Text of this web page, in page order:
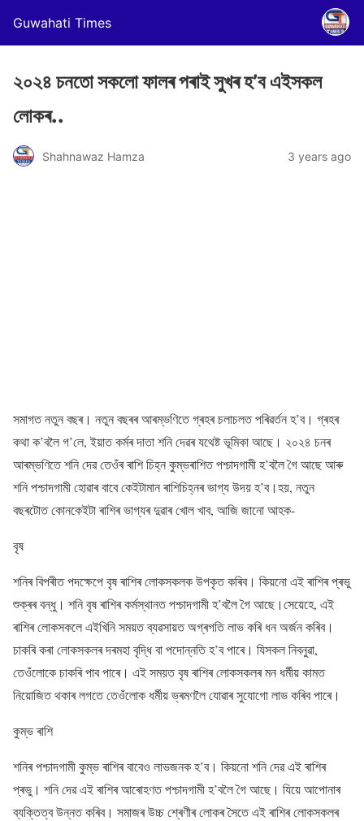
Guwahati Times
২০২৪ চনতো সকলো ফালৰ পৰাই সুখৰ হ’ব এইসকল
লোকৰ..
Shahnawaz Hamza 3 years ago
সমাগত নতুন বছৰ। নতুন বছৰৰ আৰম্ভণিতে গ্ৰহৰ চলাচলত পৰিৱৰ্তন হ’ব। গ্ৰহৰ
কথা ক’বলৈ গ’লে, ইয়াত কৰ্মৰ দাতা শনি দেৱৰ যথেষ্ট ভূমিকা আছে। ২০২৪ চনৰ
আৰম্ভণিতে শনি দেৱ তেওঁৰ ৰাশি চিহ্ন কুম্ভৰাশিত পশ্চাদগামী হ’বলৈ গৈ আছে আৰু
শনি পশ্চাদগামী হোৱাৰ বাবে কেইটামান ৰাশিচিহ্নৰ ভাগ্য উদয় হ’ব।হয়, নতুন
বছৰটোত কোনকেইটা ৰাশিৰ ভাগ্যৰ দুৱাৰ খোল খাব, আজি জানো আহক-
বৃষ
শনিৰ বিপৰীত পদক্ষেপে বৃষ ৰাশিৰ লোকসকলক উপকৃত কৰিব। কিয়নো এই ৰাশিৰ প্ৰভু
শুক্ৰৰ বন্ধু। শনি বৃষ ৰাশিৰ কৰ্মস্থানত পশ্চাদগামী হ’বলৈ গৈ আছে।সেয়েহে, এই
ৰাশিৰ লোকসকলে এইখিনি সময়ত ব্যৱসায়ত অগ্ৰগতি লাভ কৰি ধন অৰ্জন কৰিব।
চাকৰি কৰা লোকসকলৰ দৰমহা বৃদ্ধি বা পদোন্নতি হ’ব পাৰে। যিসকল নিবনুৱা,
তেওঁলোকে চাকৰি পাব পাৰে। এই সময়ত বৃষ ৰাশিৰ লোকসকলৰ মন ধৰ্মীয় কামত
নিয়োজিত থকাৰ লগতে তেওঁলোক ধৰ্মীয় ভ্ৰমণলৈ যোৱাৰ সুযোগো লাভ কৰিব পাৰে।
কুম্ভ ৰাশি
শনিৰ পশ্চাদগামী কুম্ভ ৰাশিৰ বাবেও লাভজনক হ’ব। কিয়নো শনি দেৱ এই ৰাশিৰ
প্ৰভু। শনি দেৱ এই ৰাশিৰ আৰোহণত পশ্চাদগামী হ’বলৈ গৈ আছে। যিয়ে আপোনাৰ
ব্যক্তিত্ব উন্নত কৰিব। সমাজৰ উচ্চ শ্ৰেণীৰ লোকৰ সৈতে এই ৰাশিৰ লোকসকলৰ